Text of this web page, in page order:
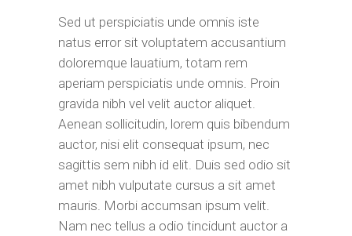
Sed ut perspiciatis unde omnis iste
natus error sit voluptatem accusantium
doloremque lauatium, totam rem
aperiam perspiciatis unde omnis. Proin
gravida nibh vel velit auctor aliquet.
Aenean sollicitudin, lorem quis bibendum
auctor, nisi elit consequat ipsum, nec
sagittis sem nibh id elit. Duis sed odio sit
amet nibh vulputate cursus a sit amet
mauris. Morbi accumsan ipsum velit.
Nam nec tellus a odio tincidunt auctor a